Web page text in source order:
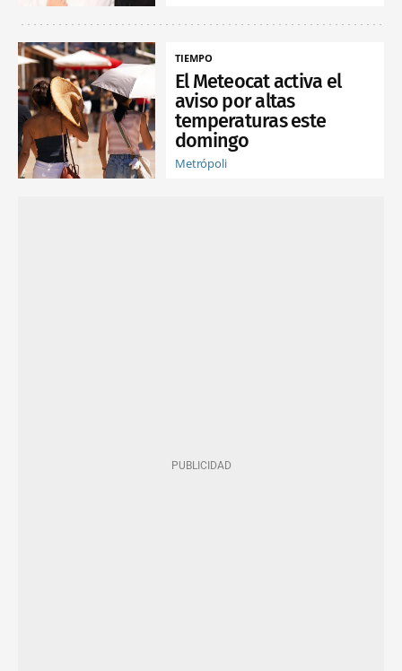
TIEMPO
El Meteocat activa el
aviso por altas
temperaturas este
domingo
Metrópoli